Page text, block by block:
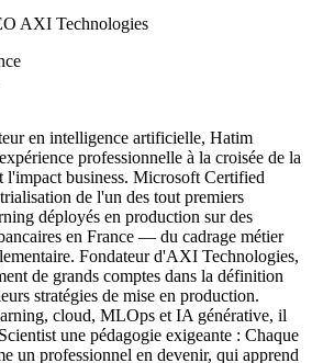
AXI Technologies
en intelligence artificielle, Hatim
professionnelle à la croisée de la
business. Microsoft Certified
de l'un des tout premiers
déployés en production sur des
en France — du cadrage métier
Fondateur d'AXI Technologies,
de grands comptes dans la définition
stratégies de mise en production.
cloud, MLOps et IA générative, il
une pédagogie exigeante : Chaque
un professionnel en devenir, qui apprend